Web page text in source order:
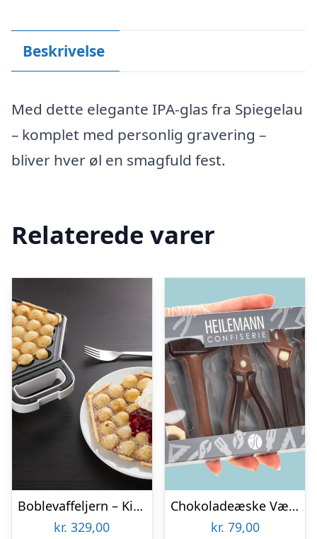
Beskrivelse
Med dette elegante IPA-glas fra Spiegelau
– komplet med personlig gravering –
bliver hver øl en smagfuld fest.
Relaterede varer
Boblevaffeljern – KitchPro
kr. 329,00
Chokoladeæske Værktøj
kr. 79,00